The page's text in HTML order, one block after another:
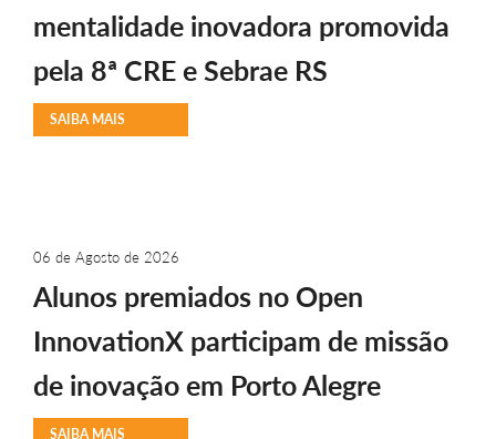
mentalidade inovadora promovida
pela 8ª CRE e Sebrae RS
SAIBA MAIS
06 de Agosto de 2026
Alunos premiados no Open
InnovationX participam de missão
de inovação em Porto Alegre
SAIBA MAIS